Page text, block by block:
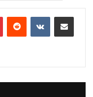
PinterestReddit VKontakteCompartir vía Mail